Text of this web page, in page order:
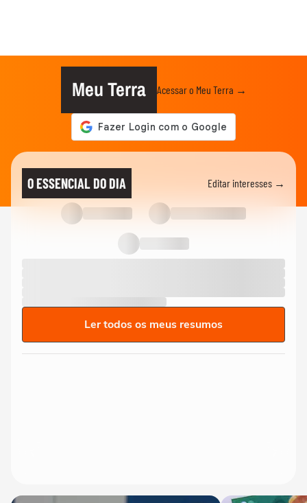
Meu Terra Acessar o Meu Terra →
O ESSENCIAL DO DIA Editar interesses →
Ler todos os meus resumos